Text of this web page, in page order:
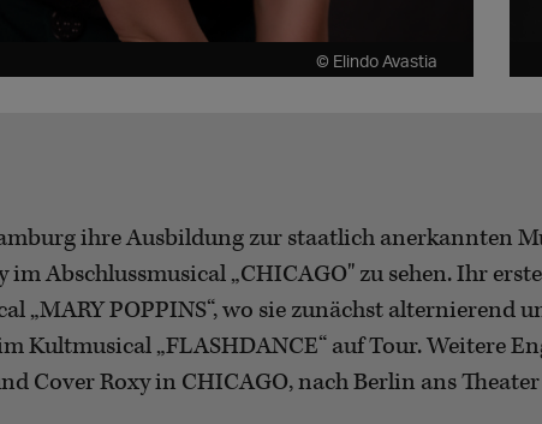
© Elindo Avastia
ihre Ausbildung zur staatlich anerkannten
Abschlussmusical „CHICAGO" zu sehen. Ihr
POPPINS“, wo sie zunächst alternierend
Kultmusical „FLASHDANCE“ auf Tour. Weitere
Cover Roxy in CHICAGO, nach Berlin ans Theater